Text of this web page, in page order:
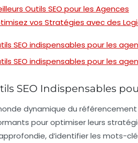
Outils SEO pour les Agences
vos Stratégies avec des
SEO indispensables pour les
SEO indispensables pour les
SEO Indispensables
dynamique du
pour optimiser leurs
d’identifier les mots-